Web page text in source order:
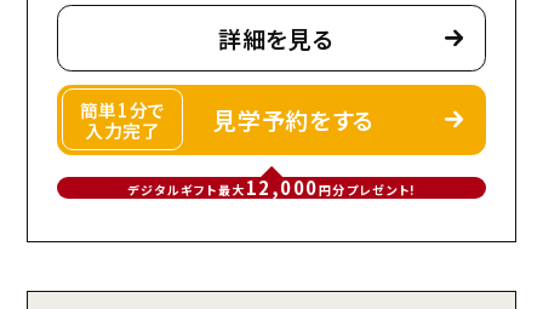
詳細を見る
簡単1分で
入力完了
見学予約をする
デジタルギフト最大 12,000円分プレゼント!